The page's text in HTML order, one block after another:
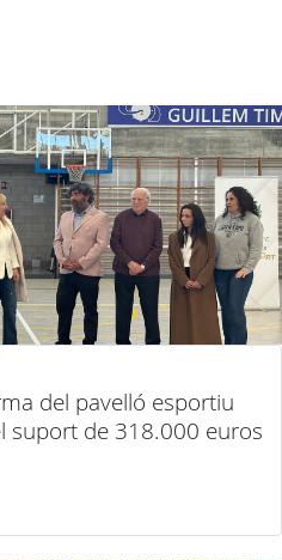
del pavelló esportiu
suport de 318.000 euros